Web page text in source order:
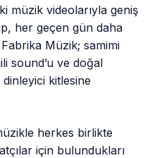
müzik videolarıyla geniş
her geçen gün daha
Müzik; samimi
sound’u ve doğal
dinleyici kitlesine
herkes birlikte
için bulundukları